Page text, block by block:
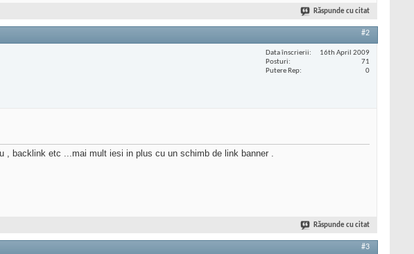
Răspunde cu citat
#2
Data înscrierii
16th April 2009
Posturi
71
Putere Rep
0
, backlink etc ...mai mult iesi in plus cu un schimb de link banner .
Răspunde cu citat
#3